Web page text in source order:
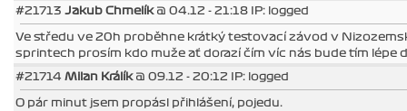
#21713 Jakub Chmelík@ 04.12 - 21:18 IP: logged
Ve středu ve 20h proběhne krátký testovací závod v
sprintech prosím kdo muže ať dorazí čím víc nás bude tím lépe
#21714 Milan Králík@ 09.12 - 20:12 IP: logged
O pár minut jsem propásl přihlášení, pojedu.